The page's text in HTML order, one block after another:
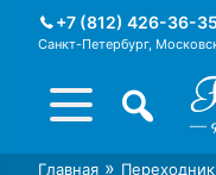
+7 (812) 426-36-35
Санкт-Петербург,
Главная »